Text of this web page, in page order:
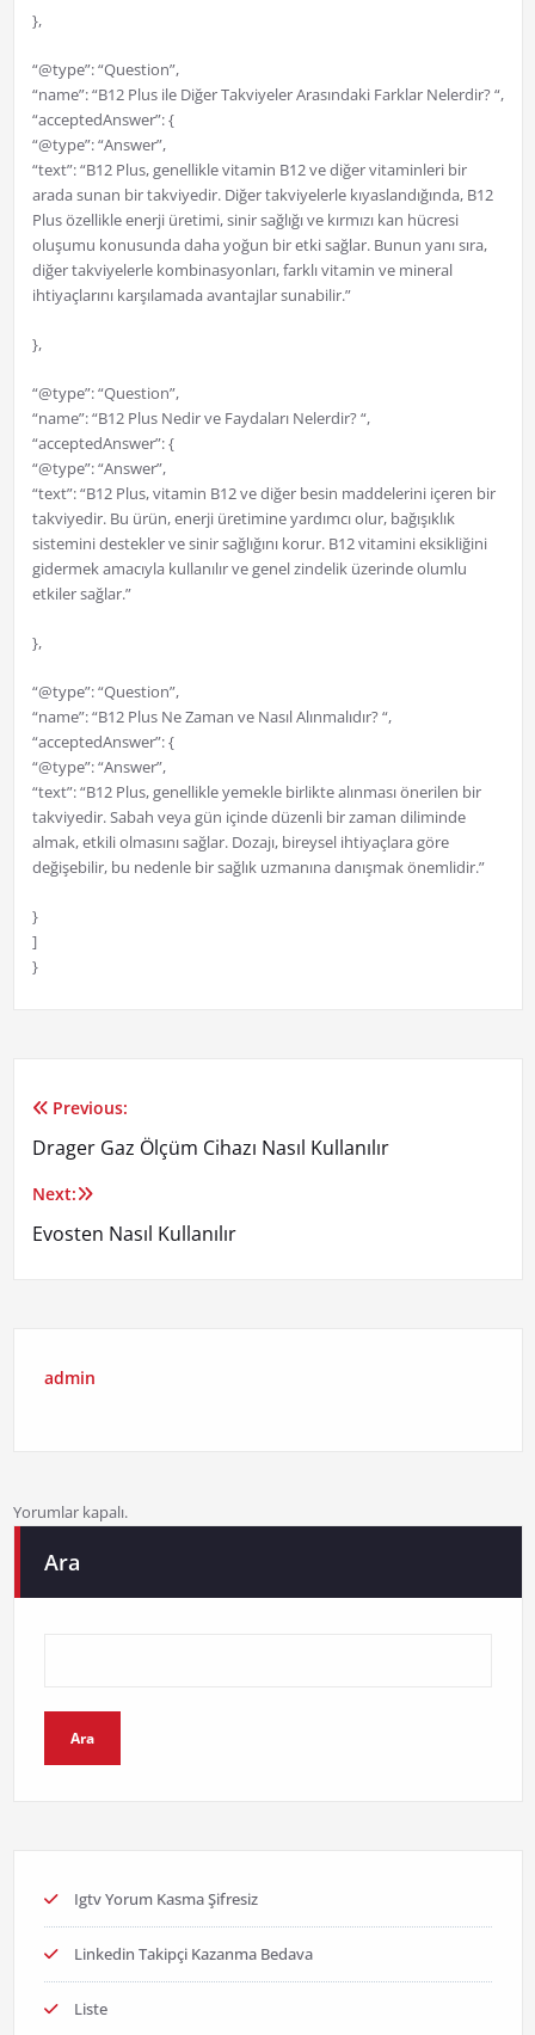
},
“@type”: “Question”,
“name”: “B12 Plus ile Diğer Takviyeler Arasındaki Farklar Nelerdir? “,
“acceptedAnswer”: {
“@type”: “Answer”,
“text”: “B12 Plus, genellikle vitamin B12 ve diğer vitaminleri bir
arada sunan bir takviyedir. Diğer takviyelerle kıyaslandığında, B12
Plus özellikle enerji üretimi, sinir sağlığı ve kırmızı kan hücresi
oluşumu konusunda daha yoğun bir etki sağlar. Bunun yanı sıra,
diğer takviyelerle kombinasyonları, farklı vitamin ve mineral
ihtiyaçlarını karşılamada avantajlar sunabilir.”
},
“@type”: “Question”,
“name”: “B12 Plus Nedir ve Faydaları Nelerdir? “,
“acceptedAnswer”: {
“@type”: “Answer”,
“text”: “B12 Plus, vitamin B12 ve diğer besin maddelerini içeren bir
takviyedir. Bu ürün, enerji üretimine yardımcı olur, bağışıklık
sistemini destekler ve sinir sağlığını korur. B12 vitamini eksikliğini
gidermek amacıyla kullanılır ve genel zindelik üzerinde olumlu
etkiler sağlar.”
},
“@type”: “Question”,
“name”: “B12 Plus Ne Zaman ve Nasıl Alınmalıdır? “,
“acceptedAnswer”: {
“@type”: “Answer”,
“text”: “B12 Plus, genellikle yemekle birlikte alınması önerilen bir
takviyedir. Sabah veya gün içinde düzenli bir zaman diliminde
almak, etkili olmasını sağlar. Dozajı, bireysel ihtiyaçlara göre
değişebilir, bu nedenle bir sağlık uzmanına danışmak önemlidir.”
}
]
}
Yazı
gezinmesi
Previous:
Drager Gaz Ölçüm Cihazı Nasıl Kullanılır
Next:
Evosten Nasıl Kullanılır
admin
Yorumlar kapalı.
Ara
Ara
Igtv Yorum Kasma Şifresiz
Linkedin Takipçi Kazanma Bedava
Liste